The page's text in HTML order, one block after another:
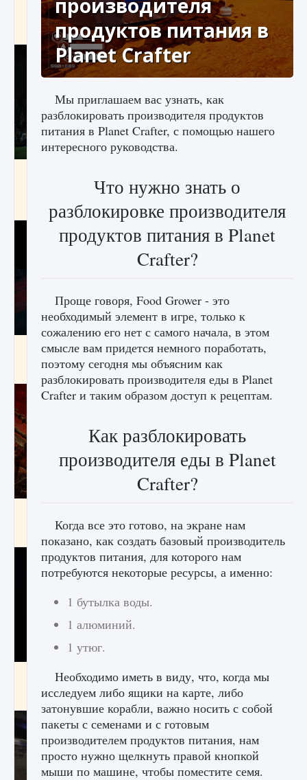
игре Creatures of Ava
9 августа 2024 1 164 0 0
которая не работает
9 августа 2024
Как создавать предметы в Creatures of Ava
9 августа 2024 1 266 0 0
9 августа 2024 1 337 0 0
Как получить Thunder Egg в Stardew Valley
9 августа 2024 1 244 0 0
производителя
продуктов питания в
Planet Crafter
Мы приглашаем вас узнать, как
разблокировать производителя продуктов
питания в Planet Crafter, с помощью нашего
интересного руководства.
Что нужно знать о
разблокировке производителя
продуктов питания в Planet
Crafter?
Проще говоря, Food Grower - это
необходимый элемент в игре, только к
сожалению его нет с самого начала, в этом
смысле вам придется немного поработать,
поэтому сегодня мы объясним как
разблокировать производителя еды в Planet
Crafter и таким образом доступ к рецептам.
Как разблокировать
производителя еды в Planet
Crafter?
Когда все это готово, на экране нам
показано, как создать базовый производитель
продуктов питания, для которого нам
потребуются некоторые ресурсы, а именно:
1 бутылка воды.
1 алюминий.
1 утюг.
Необходимо иметь в виду, что, когда мы
исследуем либо ящики на карте, либо
затонувшие корабли, важно носить с собой
пакеты с семенами и с готовым
производителем продуктов питания, нам
просто нужно щелкнуть правой кнопкой
мыши по машине, чтобы поместите семя.